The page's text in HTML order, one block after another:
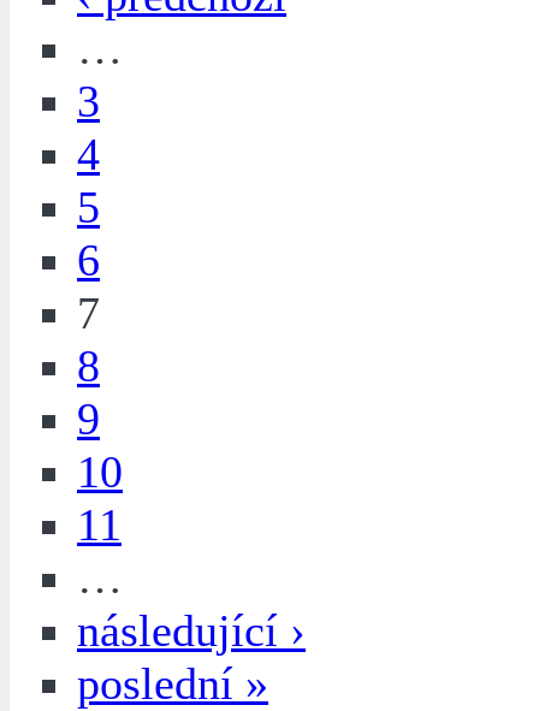
…
3
4
5
6
7
8
9
10
11
…
následující ›
poslední »